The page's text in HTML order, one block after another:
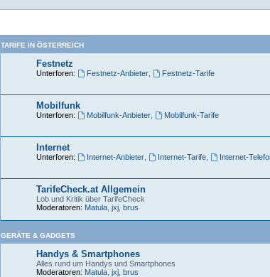
TARIFE IN ÖSTERREICH
Festnetz
Unterforen: Festnetz-Anbieter, Festnetz-Tarife
Mobilfunk
Unterforen: Mobilfunk-Anbieter, Mobilfunk-Tarife
Internet
Unterforen: Internet-Anbieter, Internet-Tarife, Internet-
TarifeCheck.at Allgemein
Lob und Kritik über TarifeCheck
Moderatoren: Matula jxj brus
GERÄTE & GADGETS
Handys & Smartphones
Alles rund um Handys und Smartphones
Moderatoren: Matula jxj brus